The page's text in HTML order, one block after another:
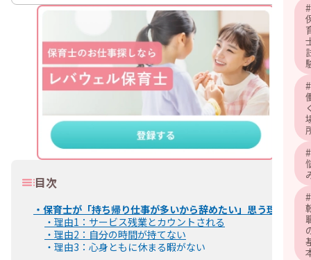
#
#
#
#
目次
・ 保育士が「持ち帰り仕事が多いから辞めたい」思う理由
・ 理由1：サービス残業とカウントされる
・ 理由2：自分の時間が持てない
・ 理由3：心身ともに休まる暇がない